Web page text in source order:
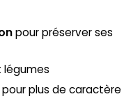
pour préserver ses
légumes
plus de caractère